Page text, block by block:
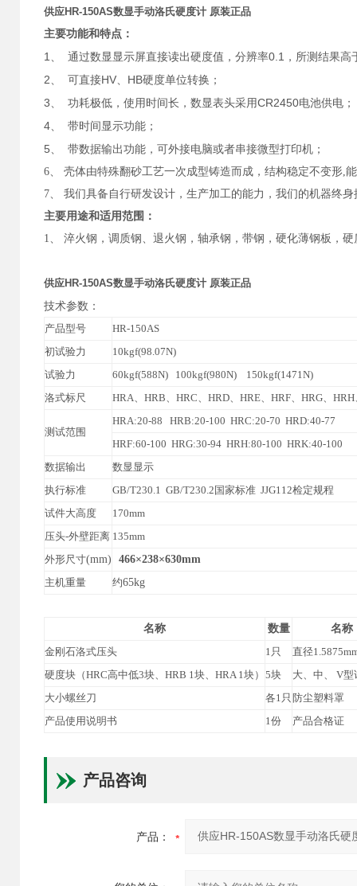
供应HR-150AS数显手动洛氏硬度计 原装正品
主要功能和特点：
1、 通过数显显示屏直接读出硬度值， 分辨率0.1 ，所测结果
2、 可直接HV、 HB硬度单位转换；
3、 功耗极低，使用时间长，数显表头采用CR2450电池供电；
4、 带时间显示功能；
5、 带数据输出功能，可外接电脑或者串接微型打印机；
6、 壳体由特殊翻砂工艺一次成型铸造而成，结构稳定不变形,
7、 我们具备自行研发设计，生产加工的能力，我们的机器终
主要用途和适用范围：
1、 淬火钢，调质钢、退火钢，轴承钢，带钢，硬化薄钢板，硬
供应HR-150AS数显手动洛氏硬度计 原装正品
技术参数：
产品型号
HR-150AS
初试验力
10kgf(98.07N)
试验力
60kgf(588N) 100kgf(980N) 150kgf(1471N)
洛式标尺
HRA、HRB、HRC、HRD、HRE、HRF、HRG、
测试范围
HRA:20-88 HRB:20-100 HRC:20-70 HRD:40-77
HRF:60-100 HRG:30-94 HRH:80-100 HRK:40-100
数据输出
数显显示
执行标准
GB/T230.1 GB/T230.2国家标准 JJG112检定规程
试件大高度
170mm
压头-外壁距离 135mm
外形尺寸(mm) 466×238×630mm
主机重量
约65kg
名称 数量
名称
金刚石洛式压头
1只
直径
硬度块（HRC高中低3块、HRB 1块、HRA 1块） 5块
大、中、 V型
大小螺丝刀
各1只 防尘塑料罩
产品使用说明书
1份 产品合格证
产品咨询
产品：